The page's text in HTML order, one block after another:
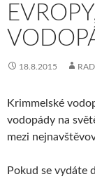
18.8.2015
Krimmelské
vodopády na
mezi
Pokud se vydáte